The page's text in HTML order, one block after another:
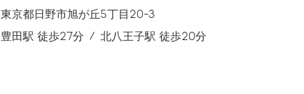
東京都日野市旭が丘5丁目20-3
豊田駅 徒歩27分
北八王子駅 徒歩20分